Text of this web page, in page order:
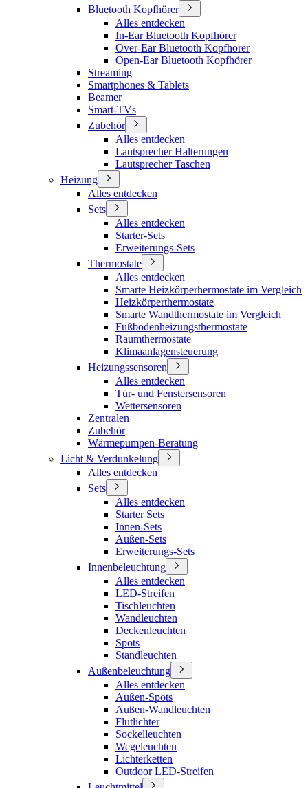
Bluetooth Kopfhörer
Alles entdecken
In-Ear Bluetooth Kopfhörer
Over-Ear Bluetooth Kopfhörer
Open-Ear Bluetooth Kopfhörer
Streaming
Smartphones & Tablets
Beamer
Smart-TVs
Zubehör
Alles entdecken
Lautsprecher Halterungen
Lautsprecher Taschen
Heizung
Alles entdecken
Sets
Alles entdecken
Starter-Sets
Erweiterungs-Sets
Thermostate
Alles entdecken
Smarte Heizkörperhermostate im Vergleich
Heizkörperthermostate
Smarte Wandthermostate im Vergleich
Fußbodenheizungsthermostate
Raumthermostate
Klimaanlagensteuerung
Heizungssensoren
Alles entdecken
Tür- und Fenstersensoren
Wettersensoren
Zentralen
Zubehör
Wärmepumpen-Beratung
Licht & Verdunkelung
Alles entdecken
Sets
Alles entdecken
Starter Sets
Innen-Sets
Außen-Sets
Erweiterungs-Sets
Innenbeleuchtung
Alles entdecken
LED-Streifen
Tischleuchten
Wandleuchten
Deckenleuchten
Spots
Standleuchten
Außenbeleuchtung
Alles entdecken
Außen-Spots
Außen-Wandleuchten
Flutlichter
Sockelleuchten
Wegeleuchten
Lichterketten
Outdoor LED-Streifen